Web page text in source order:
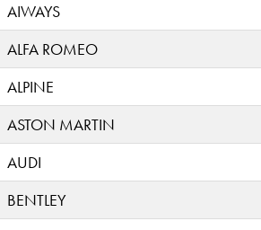
AIWAYS
ALFA ROMEO
ALPINE
ASTON MARTIN
AUDI
BENTLEY